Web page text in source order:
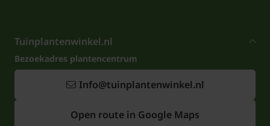
Tuinplantenwinkel.nl
Bezoekadres plantencentrum
Info@tuinplantenwinkel.nl
Open route in Google Maps